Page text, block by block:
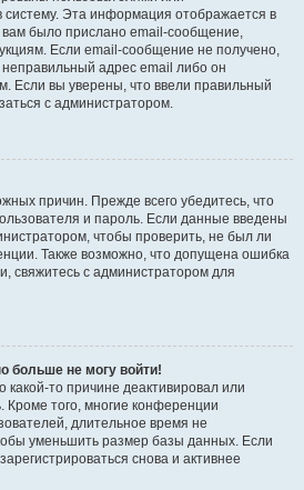
систему. Эта информация отображается в
вам было прислано email-сообщение,
Если email-сообщение не получено,
адрес email либо он
Если вы уверены, что ввели правильный
с администратором.
причин. Прежде всего убедитесь, что
и пароль. Если данные введены
чтобы проверить, не был ли
Также возможно, что допущена ошибка
свяжитесь с администратором для
больше не могу войти!
то причине деактивировал или
Кроме того, многие конференции
длительное время не
уменьшить размер базы данных. Если
снова и активнее